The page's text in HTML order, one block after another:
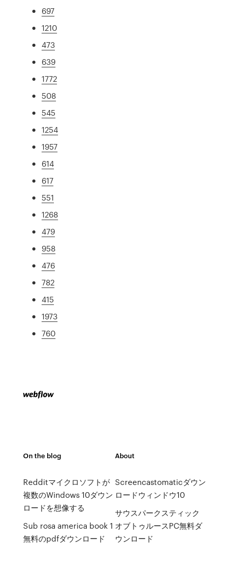
697
1210
473
639
1772
508
545
1254
1957
614
617
551
1268
479
958
476
782
415
1973
760
On the blog
Redditマイクロソフトが
複数のWindows 10ダウン
ロードを想像する
Sub rosa america book 1
無料のpdfダウンロード
About
Screencastomaticダウン
ロードウィンドウ10
サウスパークスティック
オブトゥルースPC無料ダ
ウンロード